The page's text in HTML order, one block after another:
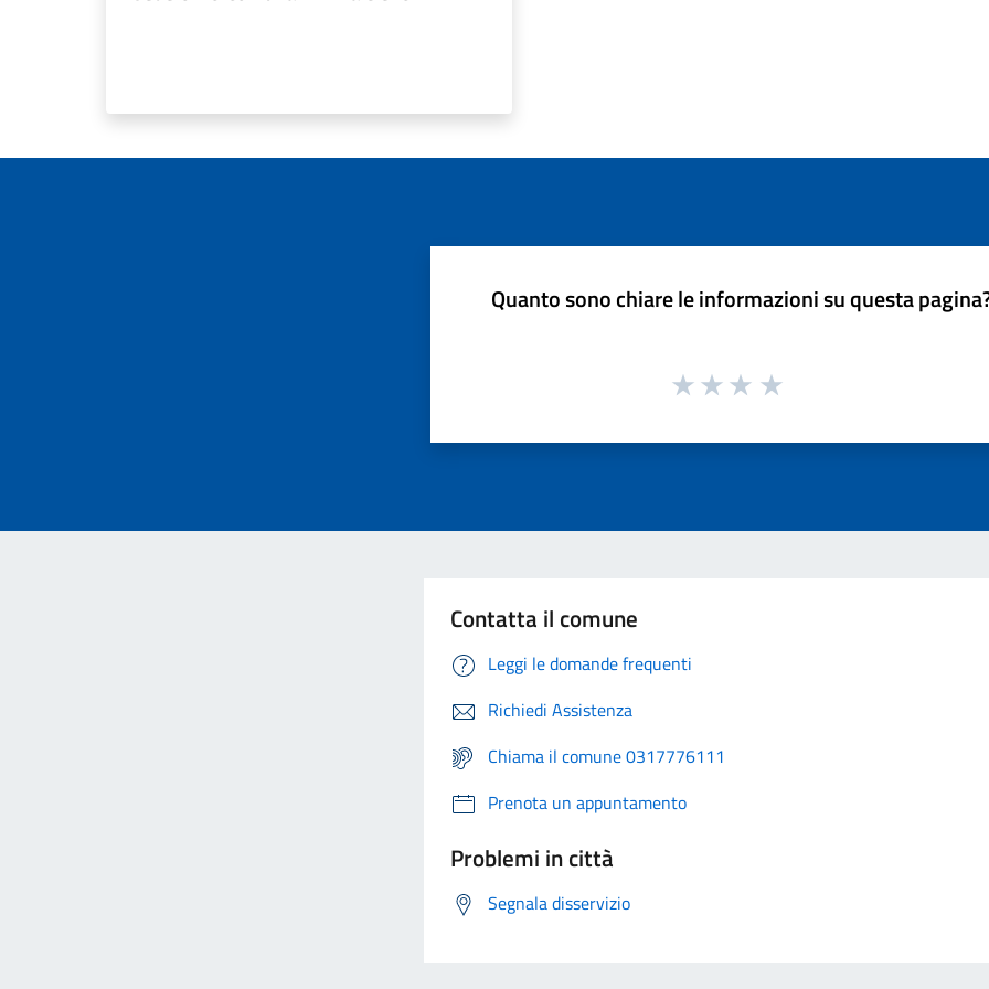
Quanto sono chiare le informazioni su questa
Contatta il comune
Leggi le domande frequenti
Richiedi Assistenza
Chiama il comune 0317776111
Prenota un appuntamento
Problemi in città
Segnala disservizio